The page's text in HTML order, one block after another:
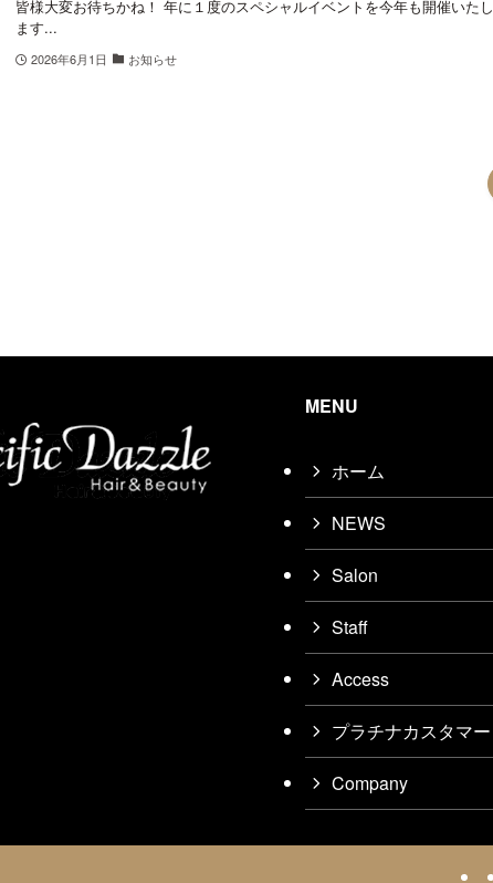
皆様大変お待ちかね！ 年に１度のスペシャルイベントを今年も開催いたし
ます...
2026年6月1日 お知らせ
MENU
ホーム
NEWS
Salon
Staff
Access
プラチナカスタマー
Company